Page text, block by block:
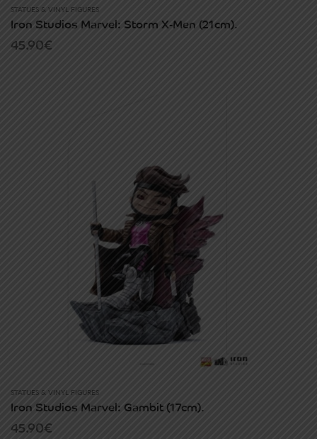
STATUES & VINYL FIGURES
Iron Studios Marvel: Storm X-Men (21cm).
45.90€
STATUES & VINYL FIGURES
Iron Studios Marvel: Gambit (17cm).
45.90€